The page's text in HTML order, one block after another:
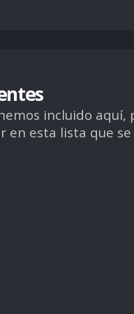
incluido aquí,
esta lista que